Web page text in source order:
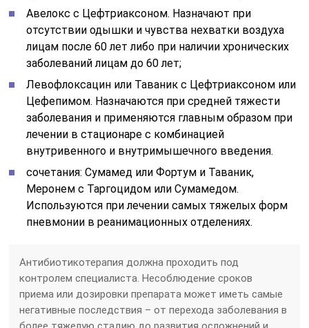
Авелокс с Цефтриаксоном. Назначают при
отсутствии одышки и чувства нехватки воздуха
лицам после 60 лет либо при наличии хронических
заболеваний лицам до 60 лет;
Левофлоксацин или Таваник с Цефтриаксоном или
Цефепимом. Назначаются при средней тяжести
заболевания и применяются главным образом при
лечении в стационаре с комбинацией
внутривенного и внутримышечного введения.
сочетания: Сумамед или Фортум и Таваник,
Меронем с Таргоцидом или Сумамедом.
Используются при лечении самых тяжелых форм
пневмонии в реанимационных отделениях.
Антибиотикотерапия должна проходить под
контролем специалиста. Несоблюдение сроков
приема или дозировки препарата может иметь самые
негативные последствия – от перехода заболевания в